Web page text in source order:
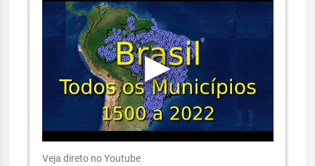
Veja direto no Youtube